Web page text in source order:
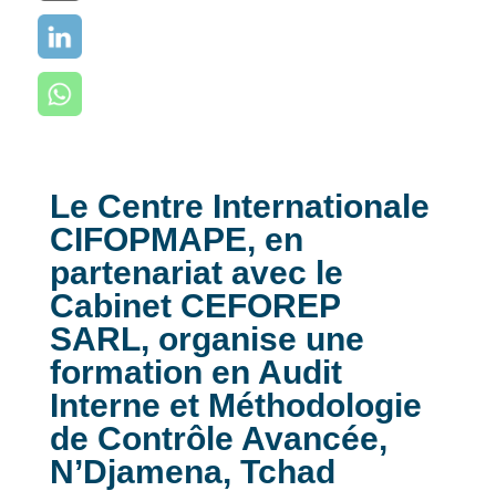
Le Centre Internationale
CIFOPMAPE, en
partenariat avec le
Cabinet CEFOREP
SARL, organise une
formation en Audit
Interne et Méthodologie
de Contrôle Avancée,
N’Djamena, Tchad